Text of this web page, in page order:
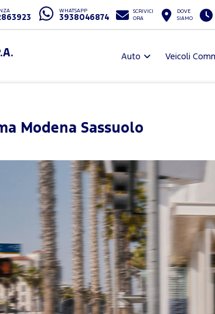
WHATSAPP
3938046874
SCRIVICI
ORA
DOVE
SIAMO
Auto Veicoli
Modena Sassuolo